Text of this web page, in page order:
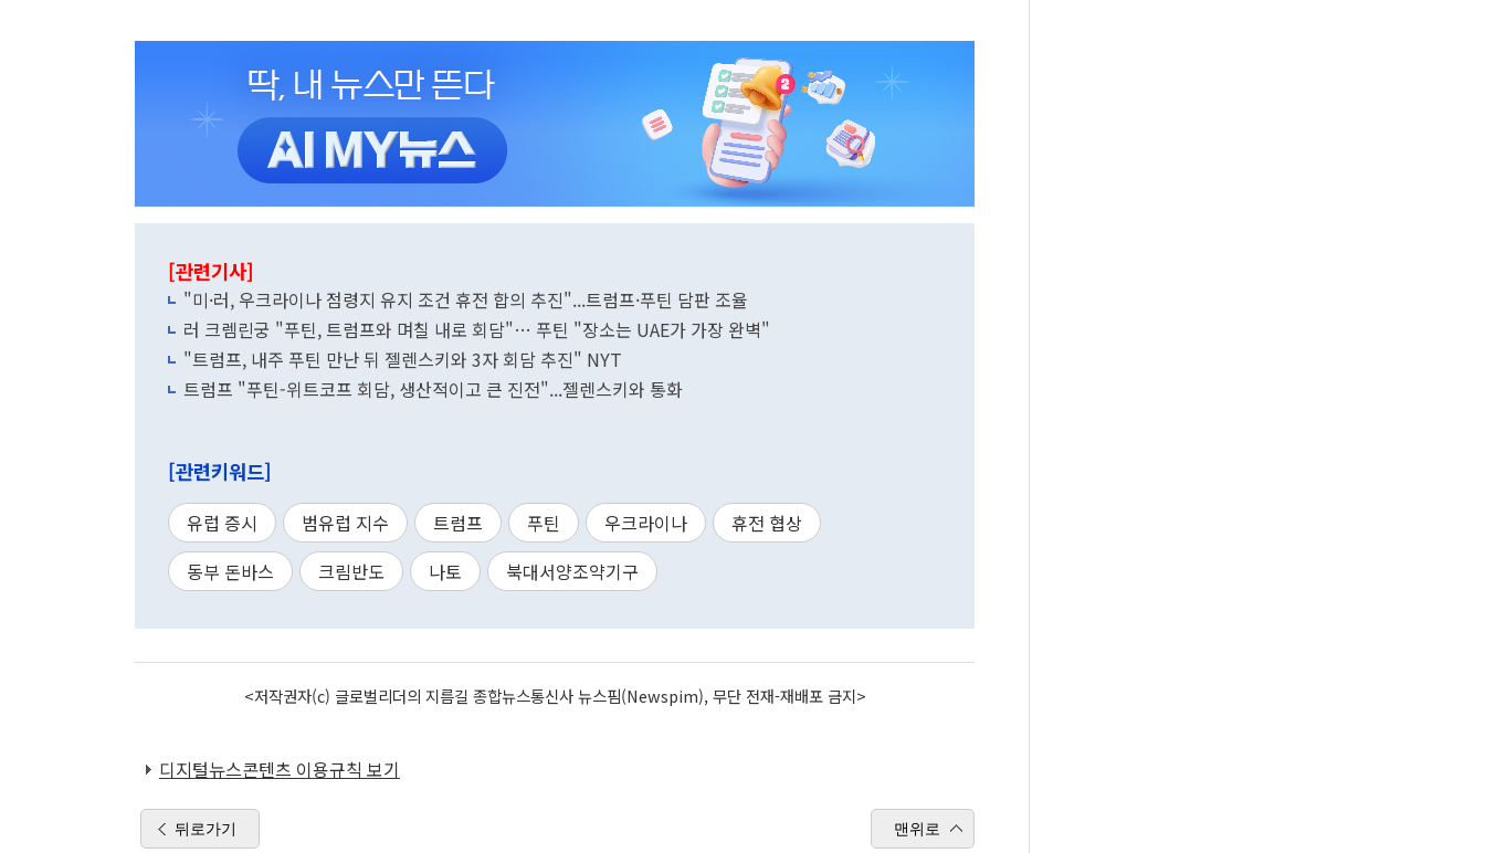
[관련기사]
"미·러, 우크라이나 점령지 유지 조건 휴전 합의 추진"...트럼프·푸틴 담판 조율
러 크렘린궁 "푸틴, 트럼프와 며칠 내로 회담"… 푸틴 "장소는 UAE가 가장 완벽"
"트럼프, 내주 푸틴 만난 뒤 젤렌스키와 3자 회담 추진" NYT
트럼프 "푸틴-위트코프 회담, 생산적이고 큰 진전"...젤렌스키와 통화
[관련키워드]
유럽 증시 범유럽 지수 트럼프 푸틴 우크라이나
휴전 협상
동부 돈바스
크림반도 나토 북대서양조약기구
<저작권자(c) 글로벌리더의 지름길 종합뉴스통신사 뉴스핌(Newspim), 무단 전재-재배포 금지>
디지털뉴스콘텐츠 이용규칙 보기
뒤로가기 맨위로